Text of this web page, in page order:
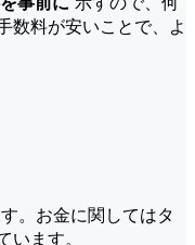
数料が安いことで、よ
。お金に関してはタ
ます。